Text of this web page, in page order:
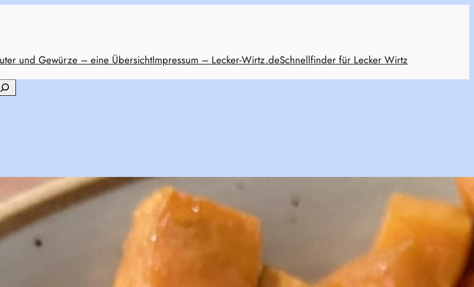
und Gewürze – eine ÜbersichtImpressum – Lecker-Wirtz.deSchnellfinder für Lecker Wirtz